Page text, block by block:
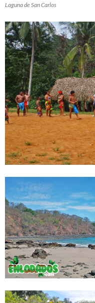
Laguna de San Carlos